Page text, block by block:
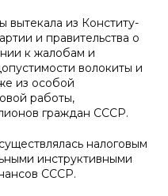
вытекала из Конститу­
и правительства о
к жалобам и
волокиты и
из особой
работы,
граждан СССР.
налоговым
инструктивными
СССР.